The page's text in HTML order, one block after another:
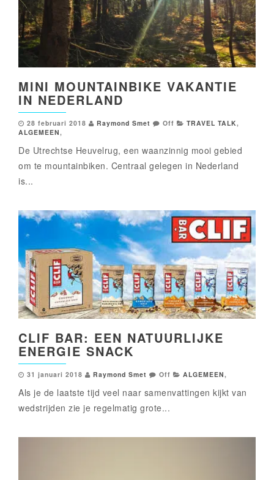
MINI MOUNTAINBIKE VAKANTIE
IN NEDERLAND
28 februari 2018 Raymond Smet Off TRAVEL TALK ,
ALGEMEEN ,
De Utrechtse Heuvelrug, een waanzinnig mooi gebied
om te mountainbiken. Centraal gelegen in Nederland
is...
CLIF BAR: EEN NATUURLIJKE
ENERGIE SNACK
31 januari 2018 Raymond Smet Off ALGEMEEN,
Als je de laatste tijd veel naar samenvattingen kijkt van
wedstrijden zie je regelmatig grote...